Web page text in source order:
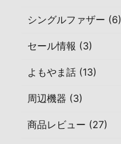
シングルファザー (6)
セール情報 (3)
よもやま話 (13)
周辺機器 (3)
商品レビュー (27)